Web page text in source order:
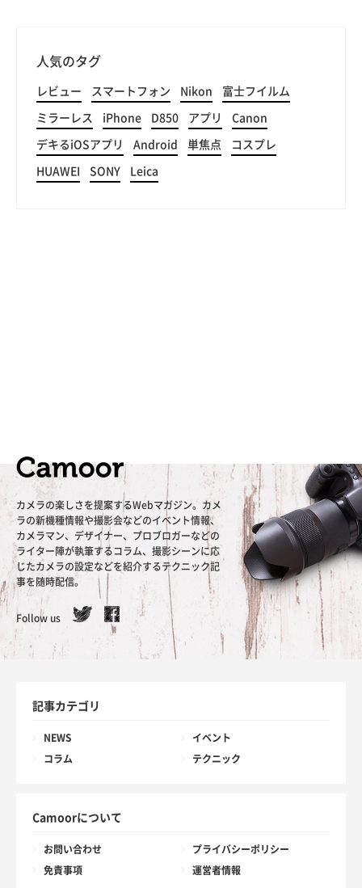
人気のタグ
レビュー スマートフォン Nikon 富士フイルム
ミラーレス iPhone D850 アプリ Canon
デキるiOSアプリ Android 単焦点 コスプレ
HUAWEI SONY Leica
カメラの楽しさを提案するWebマガジン。カメ
ラの新機種情報や撮影会などのイベント情報、
カメラマン、デザイナー、プロブロガーなどの
ライター陣が執筆するコラム、撮影シーンに応
じたカメラの設定などを紹介するテクニック記
事を随時配信。
Follow us
記事カテゴリ
NEWS イベント
コラム テクニック
Camoorについて
お問い合わせ プライバシーポリシー
免責事項 運営者情報